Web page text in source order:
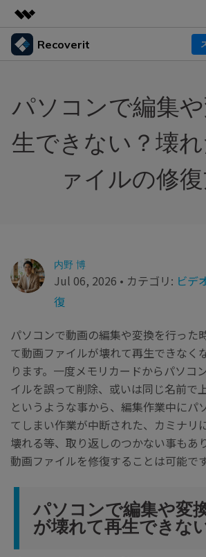
製品
概要
企業情報
プラン＆価格
Recoverit
Recoverit for Windows
Windowsデータ復元ならRecoverit！
スマホで始めよ
Recoverit for Mac
Macの大切なデータを制限なく完全復
Recoverit 無料版
消えたデータ/ 誤削除したデータも完
スマホで始めよ
Repairit - データ修復
UBackit - データバックアップ
機能一覧
ドライブから復元
削除されたメディアを復元
データ損失のシナリオ
データ復元事例
データ復元
その他の復元
Recoveritとは
人気内容
search
スマホで始めよう
パソコンで編集
生できない？壊
ァイルの修
内野 博
Jul 06, 2026 • カテゴリ: ビデ
復
パソコンで動画の編集や変換を行った
て動画ファイルが壊れて再生できなく
ります。一度メモリカードからパソコ
イルを誤って削除、或いは同じ名前で
というような事から、編集作業中にパ
てしまい作業が中断された、カミナリ
壊れる等、取り返しのつかない事もあ
動画ファイルを修復することは可能です
パソコンで編集や変
が壊れて再生できな